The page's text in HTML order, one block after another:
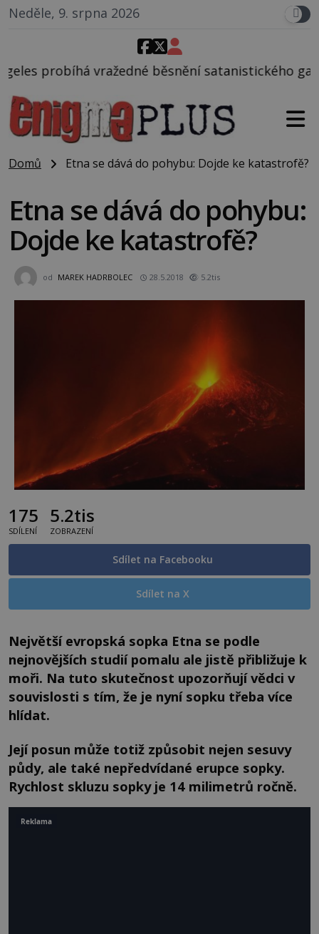
Neděle, 9. srpna 2026
běsnění satanistického gangu vedeného
Domů Etna se dává do pohybu: Dojde ke katastrofě?
Etna se dává do pohybu:
Dojde ke katastrofě?
od MAREK HADRBOLEC 28.5.2018 5.2tis
175
SDÍLENÍ
5.2tis
ZOBRAZENÍ
Sdílet na Facebooku
Sdílet na X
Největší evropská sopka Etna se podle
nejnovějších studií pomalu ale jistě přibližuje k
moři. Na tuto skutečnost upozorňují vědci v
souvislosti s tím, že je nyní sopku třeba více
hlídat.
Její posun může totiž způsobit nejen sesuvy
půdy, ale také nepředvídané erupce sopky.
Rychlost skluzu sopky je 14 milimetrů ročně.
Reklama